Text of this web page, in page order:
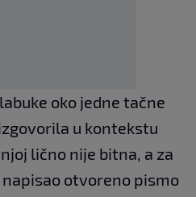
oko jedne tačne
u kontekstu
lično nije bitna, a za
otvoreno pismo